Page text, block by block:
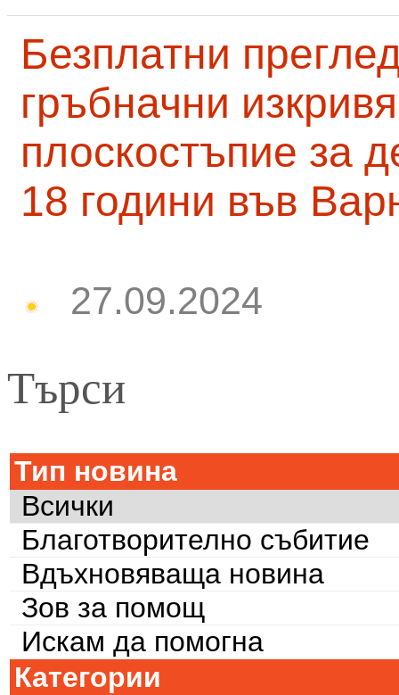
Безплатни
гръбначни
плоскостъпие за
18 години във
27.09.2024
Търси
Тип новина
Всички
Благотворително събитие
Вдъхновяваща новина
Зов за помощ
Искам да помогна
Категории